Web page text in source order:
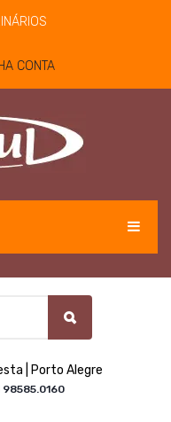
CONTA
| Porto Alegre
98585.0160